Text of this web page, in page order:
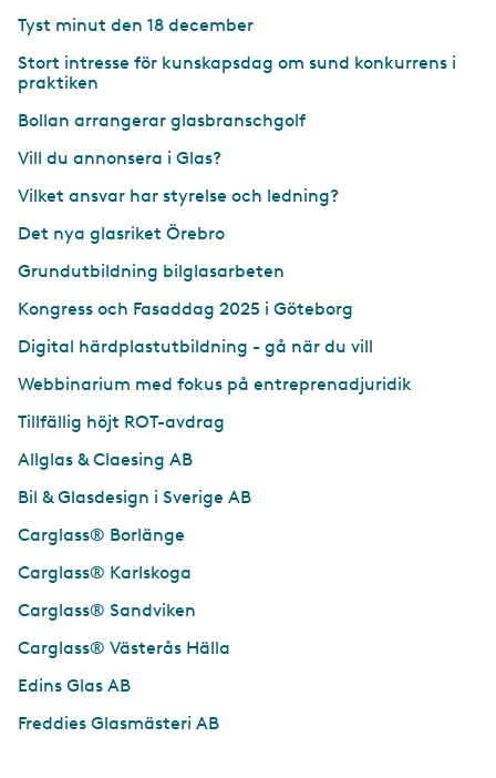
Tyst minut den 18 december
Stort intresse för kunskapsdag om sund konkurrens i
praktiken
Bollan arrangerar glasbranschgolf
Vill du annonsera i Glas?
Vilket ansvar har styrelse och ledning?
Det nya glasriket Örebro
Grundutbildning bilglasarbeten
Kongress och Fasaddag 2025 i Göteborg
Digital härdplastutbildning - gå när du vill
Webbinarium med fokus på entreprenadjuridik
Tillfällig höjt ROT-avdrag
Allglas & Claesing AB
Bil & Glasdesign i Sverige AB
Carglass® Borlänge
Carglass® Karlskoga
Carglass® Sandviken
Carglass® Västerås Hälla
Edins Glas AB
Freddies Glasmästeri AB